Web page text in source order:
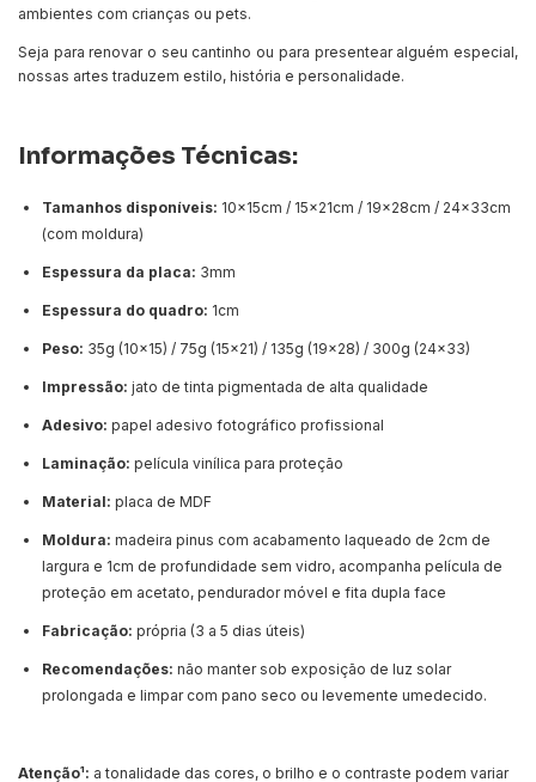
ambientes com crianças ou pets.
Seja para renovar o seu cantinho ou para presentear alguém especial,
nossas artes traduzem estilo, história e personalidade.
Informações Técnicas:
Tamanhos disponíveis: 10x15cm / 15x21cm / 19x28cm / 24x33cm
(com moldura)
Espessura da placa: 3mm
Espessura do quadro: 1cm
Peso: 35g (10x15) / 75g (15x21) / 135g (19x28) / 300g (24x33)
Impressão: jato de tinta pigmentada de alta qualidade
Adesivo: papel adesivo fotográfico profissional
Laminação: película vinílica para proteção
Material: placa de MDF
Moldura: madeira pinus com acabamento laqueado de 2cm de
largura e 1cm de profundidade sem vidro, acompanha película de
proteção em acetato, pendurador móvel e fita dupla face
Fabricação: própria (3 a 5 dias úteis)
Recomendações: não manter sob exposição de luz solar
prolongada e limpar com pano seco ou levemente umedecido.
Atenção¹: a tonalidade das cores, o brilho e o contraste podem variar